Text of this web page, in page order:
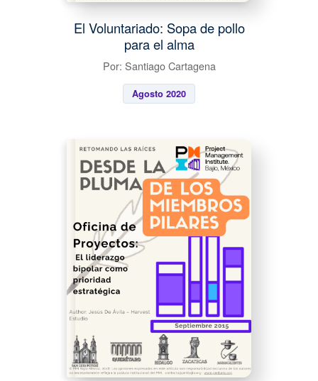
El Voluntariado: Sopa de pollo
para el alma
Por: Santiago Cartagena
Agosto 2020